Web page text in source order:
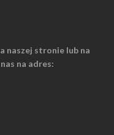
naszej stronie lub na
na adres: